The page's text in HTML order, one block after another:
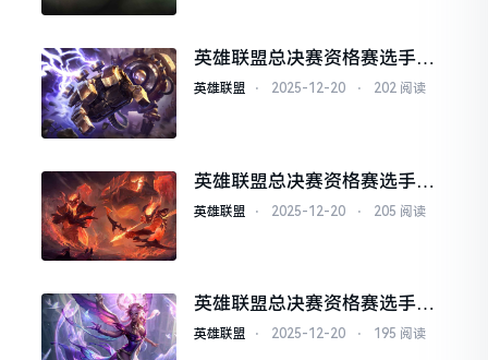
英雄联盟总决赛资格赛选手技
术全面无短板解析
英雄联盟 ⋅ 2025-12-20 ⋅ 202 阅读
英雄联盟总决赛资格赛选手技
术全面无懈可击
英雄联盟 ⋅ 2025-12-20 ⋅ 205 阅读
英雄联盟总决赛资格赛选手技
术特点分析
英雄联盟 ⋅ 2025-12-20 ⋅ 195 阅读